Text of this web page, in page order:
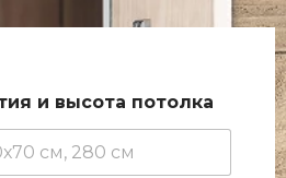
и высота потолка